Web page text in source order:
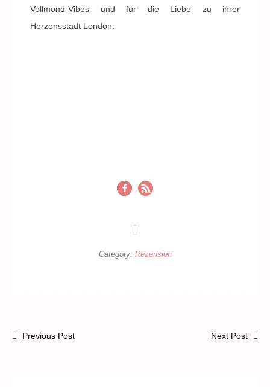
Vollmond-Vibes und für die Liebe zu ihrer
Herzensstadt London.
Category: Rezension
Next Post
Previous Post